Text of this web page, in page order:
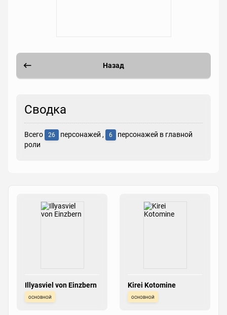
Назад
Сводка
Всего 26 персонажей , 6
персонажей в главной
роли
Illyasviel von Einzbern
основной
Kirei Kotomine
основной